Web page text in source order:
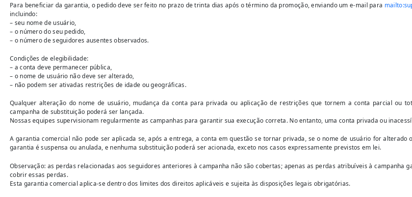
Para beneficiar da garantia, o pedido deve ser feito no prazo de trinta dias após o término da promoção, enviando um e-mail para mailto:
incluindo:
– seu nome de usuário,
– o número do seu pedido,
– o número de seguidores ausentes observados.
Condições de elegibilidade:
– a conta deve permanecer pública,
– o nome de usuário não deve ser alterado,
– não podem ser ativadas restrições de idade ou geográficas.
Qualquer alteração do nome de usuário, mudança da conta para privada ou aplicação de restrições que tornem a conta parcial ou
campanha de substituição poderá ser lançada.
Nossas equipes supervisionam regularmente as campanhas para garantir sua execução correta. No entanto, uma conta privada ou
A garantia comercial não pode ser aplicada se, após a entrega, a conta em questão se tornar privada, se o nome de usuário for
garantia é suspensa ou anulada, e nenhuma substituição poderá ser acionada, exceto nos casos expressamente previstos em lei.
Observação: as perdas relacionadas aos seguidores anteriores à campanha não são cobertas; apenas as perdas atribuíveis à
cobrir essas perdas.
Esta garantia comercial aplica-se dentro dos limites dos direitos aplicáveis e sujeita às disposições legais obrigatórias.